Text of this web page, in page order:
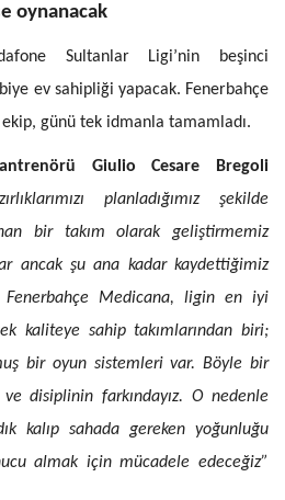
oynanacak
Sultanlar Ligi’nin beşinci
ev sahipliği yapacak. Fenerbahçe
ekip, günü tek idmanla tamamladı.
Giulio Cesare Bregoli
planladığımız şekilde
bir takım olarak geliştirmemiz
ancak şu ana kadar kaydettiğimiz
Fenerbahçe Medicana, ligin en iyi
kaliteye sahip takımlarından biri;
bir oyun sistemleri var. Böyle bir
disiplinin farkındayız. O nedenle
kalıp sahada gereken yoğunluğu
almak için mücadele edeceğiz”